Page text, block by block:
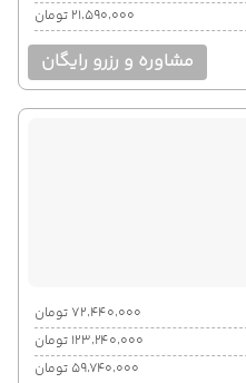
۲۱٬۵۹۰٬۰۰۰ تومان
مشاوره و رزرو رایگان
۷۲٬۴۴۰٬۰۰۰ تومان
۱۲۳٬۲۴۰٬۰۰۰ تومان
۵۹٬۷۴۰٬۰۰۰ تومان